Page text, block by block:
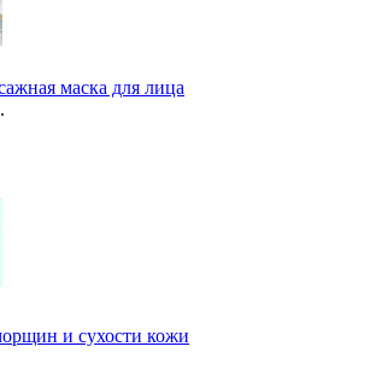
маска для лица
и сухости кожи